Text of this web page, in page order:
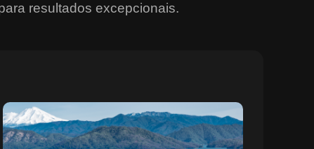
resultados excepcionais.
Sobre o Case Hidroelétricas